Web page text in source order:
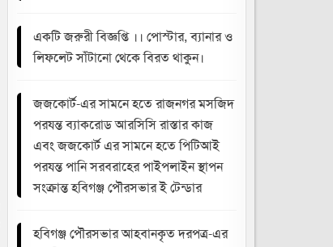
একটি জরুরী বিজ্ঞপ্তি ।। পোস্টার, ব্যানার ও
লিফলেট সাঁটানো থেকে বিরত থাকুন।
জজকোর্ট-এর সামনে হতে রাজনগর মসজিদ
পরযন্ত ব্যাকরোড আরসিসি রাস্তার কাজ
এবং জজকোর্ট এর সামনে হতে পিটিআই
পরযন্ত পানি সরবরাহের পাইপলাইন স্থাপন
সংক্রান্ত হবিগঞ্জ পৌরসভার ই টেন্ডার
হবিগঞ্জ পৌরসভার আহবানকৃত দরপত্র-এর